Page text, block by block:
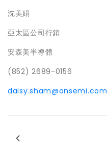
沈美娟
亞太區公司行銷
安森美半導體
(852) 2689-0156
daisy.sham@onsemi.com